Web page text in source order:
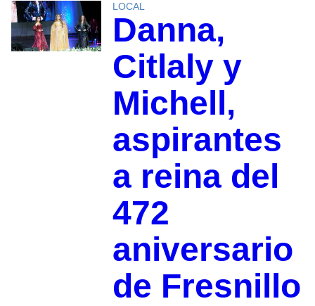
LOCAL
Danna,
Citlaly y
Michell,
aspirantes
a reina del
472
aniversario
de Fresnillo